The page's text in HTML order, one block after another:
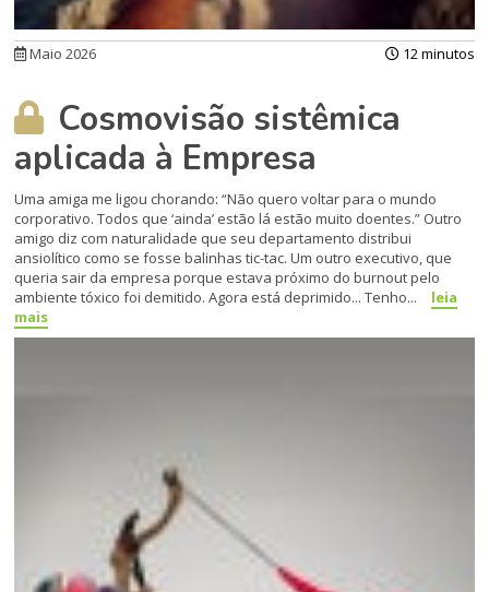
Maio 2026 12 minutos
Cosmovisão sistêmica
aplicada à Empresa
Uma amiga me ligou chorando: “Não quero voltar para o mundo
corporativo. Todos que ‘ainda’ estão lá estão muito doentes.” Outro
amigo diz com naturalidade que seu departamento distribui
ansiolítico como se fosse balinhas tic-tac. Um outro executivo, que
queria sair da empresa porque estava próximo do burnout pelo
ambiente tóxico foi demitido. Agora está deprimido... Tenho...
leia
mais